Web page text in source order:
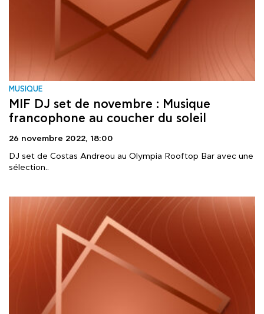
MUSIQUE
MIF DJ set de novembre : Musique
francophone au coucher du soleil
26 novembre 2022, 18:00
DJ set de Costas Andreou au Olympia Rooftop Bar avec une
sélection..